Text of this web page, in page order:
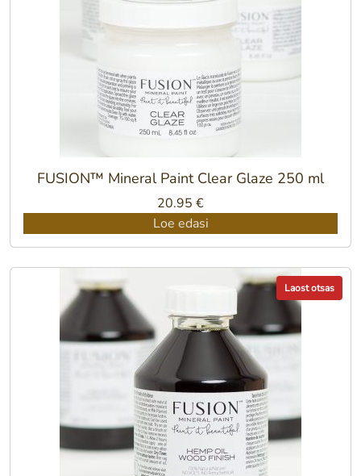
FUSION™ Mineral Paint Clear Glaze 250 ml
20.95 €
Loe edasi
Laost otsas